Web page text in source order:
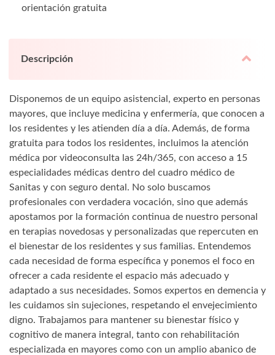
orientación gratuita
Descripción
Disponemos de un equipo asistencial, experto en personas
mayores, que incluye medicina y enfermería, que conocen a
los residentes y les atienden día a día. Además, de forma
gratuita para todos los residentes, incluimos la atención
médica por videoconsulta las 24h/365, con acceso a 15
especialidades médicas dentro del cuadro médico de
Sanitas y con seguro dental. No solo buscamos
profesionales con verdadera vocación, sino que además
apostamos por la formación continua de nuestro personal
en terapias novedosas y personalizadas que repercuten en
el bienestar de los residentes y sus familias. Entendemos
cada necesidad de forma específica y ponemos el foco en
ofrecer a cada residente el espacio más adecuado y
adaptado a sus necesidades. Somos expertos en demencia y
les cuidamos sin sujeciones, respetando el envejecimiento
digno. Trabajamos para mantener su bienestar físico y
cognitivo de manera integral, tanto con rehabilitación
especializada en mayores como con un amplio abanico de